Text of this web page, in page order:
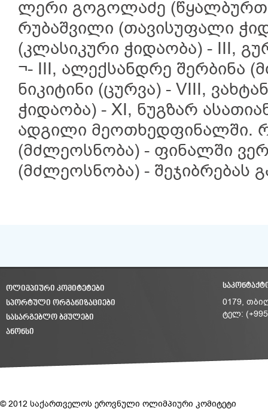
ლერი გოგოლაძე
რუბაშვილი (თავისუფალი
(კლასიკური ჭიდაობა) - III,
¬- III, ალექსანდრე შერბინა
ნიკიტინი (ცურვა) - VIII,
ჭიდაობა) - XI, ნუგზარ
ადგილი მეოთხედფინალში.
(მძლეოსნობა) - ფინალში
(მძლეოსნობა) - შეჯიბრებას
ᲝᲚᲘᲛᲞᲘᲣᲠᲘ ᲙᲝᲛᲘᲢᲔᲢᲔᲑᲘ
ᲡᲞᲝᲠᲢᲣᲚᲘ ᲝᲠᲒᲐᲜᲘᲖᲐᲪᲘᲔᲑᲘ
ᲡᲐᲡᲐᲠᲒᲔᲑᲚᲝ ᲑᲛᲣᲚᲔᲑᲘ
ᲐᲜᲝᲜᲡᲘ
0179,
ტელ: (+995
© 2012 საქართველოს ეროვნული ოლიმპიური კომიტეტი